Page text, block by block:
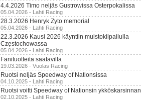
4.4.2026 Timo neljäs Gustrowissa Osterpokalissa
05.04.2026 - Lahti Racing
28.3.2026 Henryk Zyto memorial
05.04.2026 - Lahti Racing
22.3.2026 Kausi 2026 käyntiin muistokilpailulla
Częstochowassa
05.04.2026 - Lahti Racing
Fanituotteita saatavilla
19.03.2026 - Vuolas Racing
Ruotsi neljäs Speedway of Nationsissa
04.10.2025 - Lahti Racing
Ruotsi voitti Speedway of Nationsin ykköskarsinnan
02.10.2025 - Lahti Racing